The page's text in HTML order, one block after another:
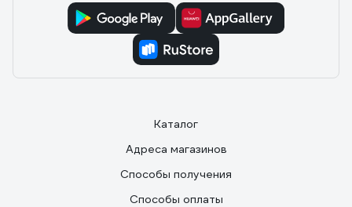
Каталог
Адреса магазинов
Способы получения
Способы оплаты